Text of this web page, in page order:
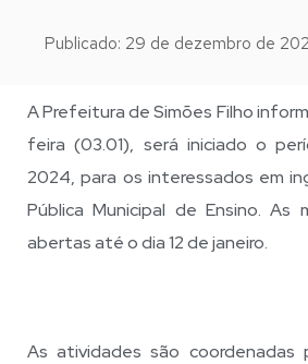
Publicado: 29 de dezembro de
A Prefeitura de Simões Filho
feira (03.01), será iniciado o
2024, para os interessados em
Pública Municipal de Ensino. As
abertas até o dia 12 de janeiro.
As atividades são coordenadas